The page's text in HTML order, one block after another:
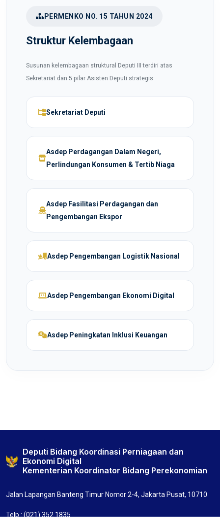
PERMENKO NO. 15 TAHUN 2024
Struktur Kelembagaan
Susunan kelembagaan struktural Deputi III terdiri atas
Sekretariat dan 5 pilar Asisten Deputi strategis:
Sekretariat Deputi
Asdep Perdagangan Dalam Negeri,
Perlindungan Konsumen & Tertib Niaga
Asdep Fasilitasi Perdagangan dan
Pengembangan Ekspor
Asdep Pengembangan Logistik Nasional
Asdep Pengembangan Ekonomi Digital
Asdep Peningkatan Inklusi Keuangan
Deputi Bidang Koordinasi Perniagaan dan
Ekonomi Digital
Kementerian Koordinator Bidang Perekonomian
Jalan Lapangan Banteng Timur Nomor 2-4, Jakarta Pusat, 10710
Telp : (021) 352 1835